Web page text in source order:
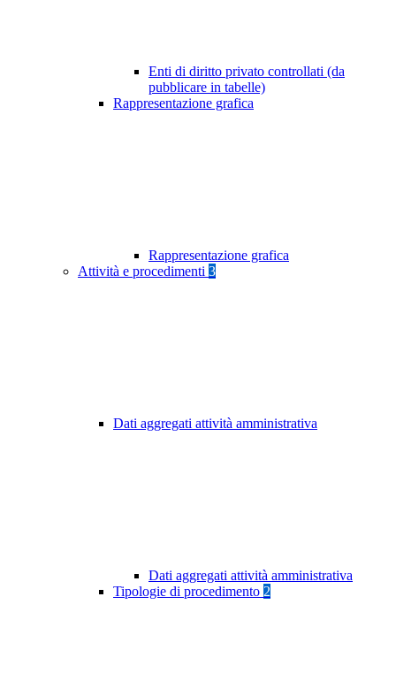
Enti di diritto privato controllati (da
pubblicare in tabelle)
Rappresentazione grafica
Rappresentazione grafica
Attività e procedimenti 3
Dati aggregati attività amministrativa
Dati aggregati attività amministrativa
Tipologie di procedimento 2